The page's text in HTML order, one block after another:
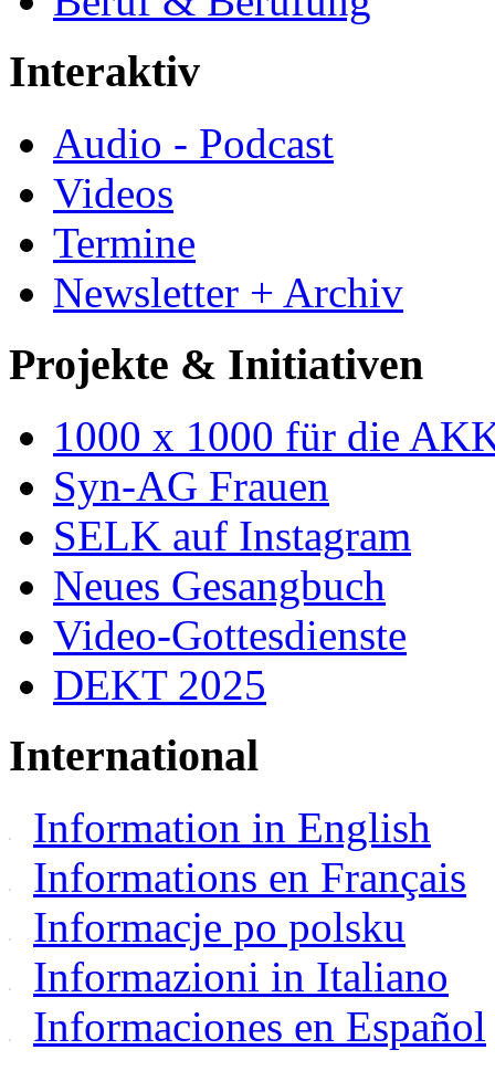
Interaktiv
Audio - Podcast
Videos
Termine
Newsletter + Archiv
Projekte & Initiativen
1000 x 1000 für die
Syn-AG Frauen
SELK auf Instagram
Neues Gesangbuch
Video-Gottesdienste
DEKT 2025
International
Information in English
Informations en Français
Informacje po polsku
Informazioni in Italiano
Informaciones en Español